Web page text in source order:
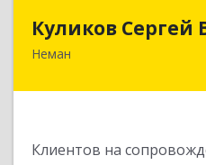
Куликов Сергей
Неман
Клиентов на
Куликов